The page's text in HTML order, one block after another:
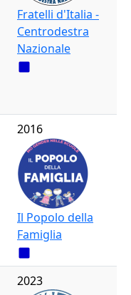
Fratelli d'Italia -
Centrodestra
Nazionale
2016
Il Popolo della
Famiglia
2023